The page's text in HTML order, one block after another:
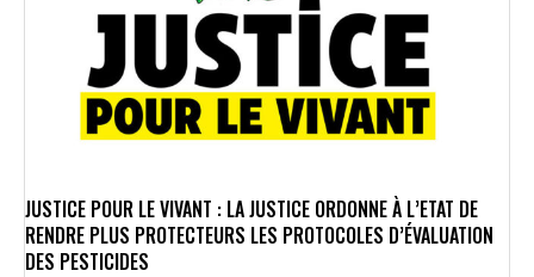
JUSTICE POUR LE VIVANT : LA JUSTICE ORDONNE À L’ETAT DE
RENDRE PLUS PROTECTEURS LES PROTOCOLES D’ÉVALUATION
DES PESTICIDES